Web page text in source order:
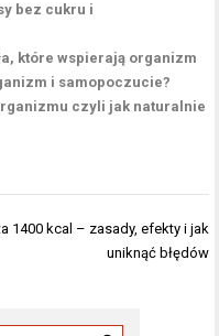
bez cukru i
które wspierają organizm
i samopoczucie?
czyli jak naturalnie
1400 kcal – zasady, efekty i jak
uniknąć błędów